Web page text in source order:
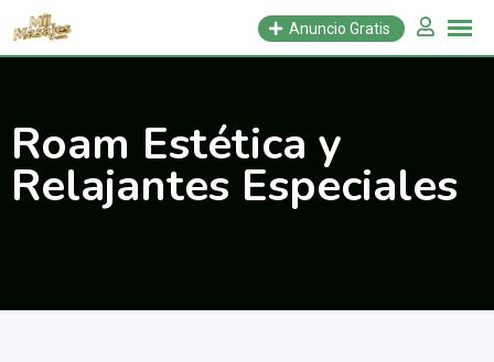
Saltar
Anuncio Gratis
Roam Estética y
Relajantes Especiales